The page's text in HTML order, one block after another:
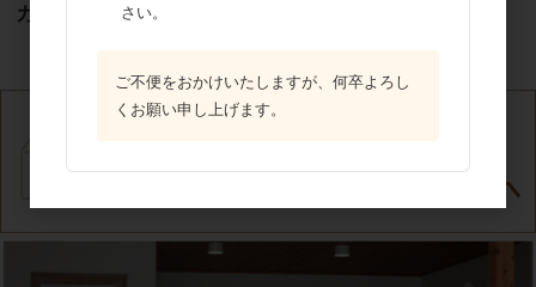
カート
さい。
ご不便をおかけいたしますが、何卒よろし
くお願い申し上げます。